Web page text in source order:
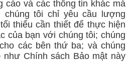
cáo và các thông tin khác mà
chúng tôi chỉ yêu cầu lượng
thiểu cần thiết để thực hiện
của bạn với chúng tôi; chúng
các bên thứ ba; và chúng
Chính sách Bảo mật này